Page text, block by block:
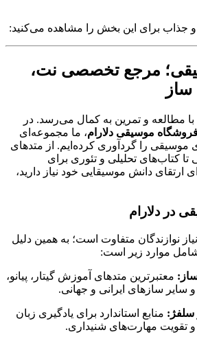
جذاب برای این بخش را مشاهده می‌کنید:
مرجع تخصصی نت،
مطالعه و تمرین به کمال می‌رسد. در
موسیقی دلارام، ما مجموعه‌ای
موسیقی را گردآوری کرده‌ایم. از متدهای
تا کتاب‌های تحلیلی و تئوری برای
ارتقای دانش موسیقایی خود نیاز دارید،
در دلارام
نوازندگان متفاوت است؛ به همین دلیل
موارد زیر است:
معتبرترین متدهای آموزش گیتار، پیانو،
و سایر سازهای ایرانی و جهانی.
سلفژ: منابع استاندارد برای یادگیری زبان
مهارت‌های شنیداری.